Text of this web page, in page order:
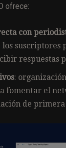
ofrece:
con
los suscriptores
respuestas
:
fomentar el
de primera